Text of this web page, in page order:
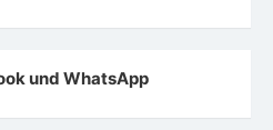
und WhatsApp